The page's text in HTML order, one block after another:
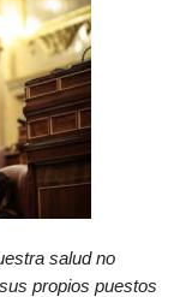
salud no
propios puestos